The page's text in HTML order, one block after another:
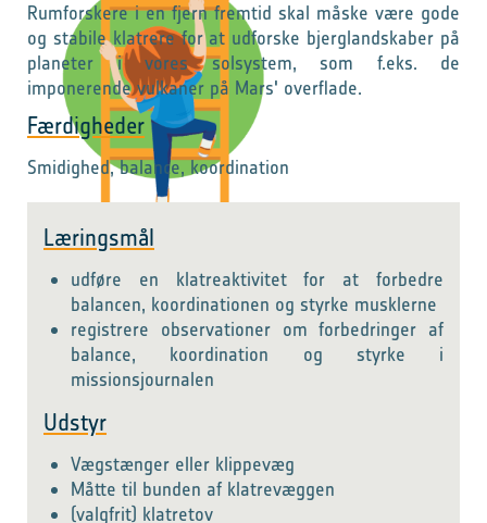
Rumforskere i en fjern fremtid skal måske være gode
og stabile klatrere for at udforske bjerglandskaber på
planeter i vores solsystem, som f.eks. de
imponerende vulkaner på Mars' overflade.
Færdigheder
Smidighed, balance, koordination
Læringsmål
udføre en klatreaktivitet for at forbedre
balancen, koordinationen og styrke musklerne
registrere observationer om forbedringer af
balance, koordination og styrke i
missionsjournalen
Udstyr
Vægstænger eller klippevæg
Måtte til bunden af klatrevæggen
(valgfrit) klatretov